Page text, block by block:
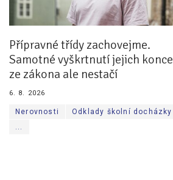
Přípravné třídy zachovejme.
Samotné vyškrtnutí jejich konce
ze zákona ale nestačí
6. 8. 2026
Nerovnosti
Odklady školní docházky
...